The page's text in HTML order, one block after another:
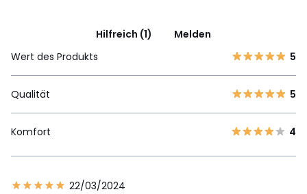
Hilfreich (1)
Melden
Wert des Produkts
5
Qualität 5
Komfort 4
22/03/2024